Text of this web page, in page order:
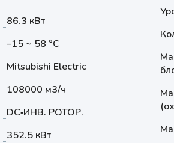
86.3 кВт
–15 ~ 58 °С
Mitsubishi Electric
108000 м3/ч
DC‐ИНВ. РОТОР.
352.5 кВт